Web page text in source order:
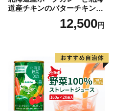
道産チキンのバターチキンマ
サラと北海道産のチキンカレ
ーセット（各350g×1人前）
12,500円